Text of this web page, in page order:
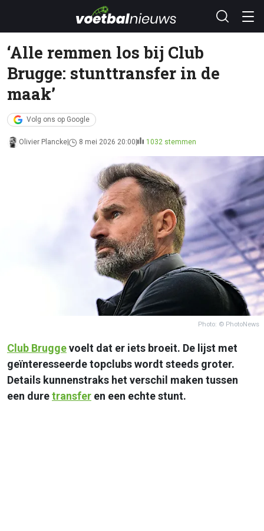
‘Alle remmen los bij Club
Brugge: stunttransfer in de
maak’
Volg ons op Google
Olivier Plancke 8 mei 2026 20:00 1032 stemmen
Photo: © PhotoNews
Club Bruggevoelt dat er iets broeit. De lijst met
geïnteresseerde topclubs wordt steeds groter.
Details kunnenstraks het verschil maken tussen
een duretransfer en een echte stunt.